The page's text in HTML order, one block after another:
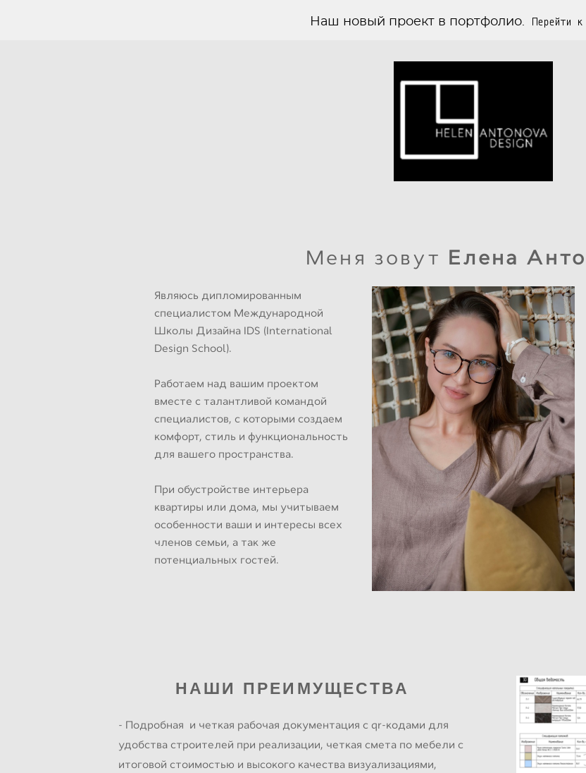
Наш новый проект в портфолио. Перейти
Меня зовут Елена
Являюсь дипломированным
специалистом Международной
Школы Дизайна IDS (International
Design School).
Работаем над вашим проектом
вместе с талантливой командой
специалистов, с которыми создаем
комфорт, стиль и функциональность
для вашего пространства.
При обустройстве интерьера
квартиры или дома, мы учитываем
особенности ваши и интересы всех
членов семьи, а так же
потенциальных гостей.
НАШИ ПРЕИМУЩЕСТВА
- Подробная и четкая рабочая документация с qr-кодами для
удобства строителей при реализации, четкая смета по мебели с
итоговой стоимостью и высокого качества визуализациями,